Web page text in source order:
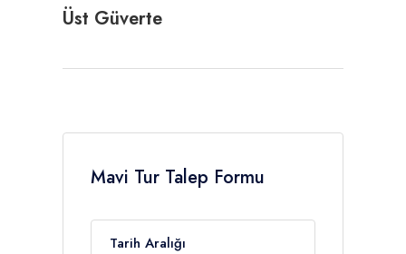
Üst Güverte
Mavi Tur Talep Formu
Tarih Aralığı